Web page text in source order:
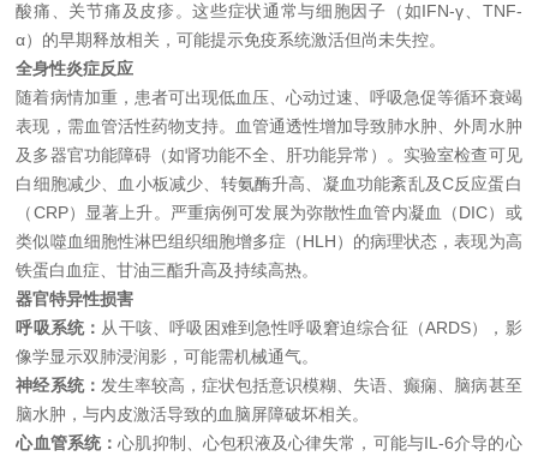
酸痛、关节痛及皮疹。这些症状通常与细胞因子（如IFN-γ、TNF-
α）的早期释放相关，可能提示免疫系统激活但尚未失控。
全身性炎症反应
随着病情加重，患者可出现低血压、心动过速、呼吸急促等循环衰竭
表现，需血管活性药物支持。血管通透性增加导致肺水肿、外周水肿
及多器官功能障碍（如肾功能不全、肝功能异常）。实验室检查可见
白细胞减少、血小板减少、转氨酶升高、凝血功能紊乱及C反应蛋白
（CRP）显著上升。严重病例可发展为弥散性血管内凝血（DIC）或
类似噬血细胞性淋巴组织细胞增多症（HLH）的病理状态，表现为高
铁蛋白血症、甘油三酯升高及持续高热。
器官特异性损害
呼吸系统： 从干咳、呼吸困难到急性呼吸窘迫综合征（ARDS），影
像学显示双肺浸润影，可能需机械通气。
神经系统： 发生率较高，症状包括意识模糊、失语、癫痫、脑病甚至
脑水肿，与内皮激活导致的血脑屏障破坏相关。
心血管系统：心肌抑制、心包积液及心律失常，可能与IL-6介导的心